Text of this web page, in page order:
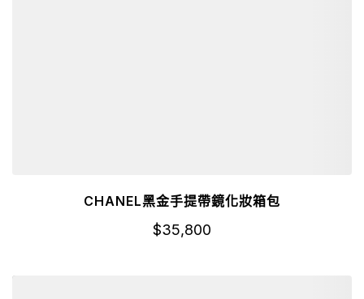
CHANEL黑金手提帶鏡化妝箱包
$35,800